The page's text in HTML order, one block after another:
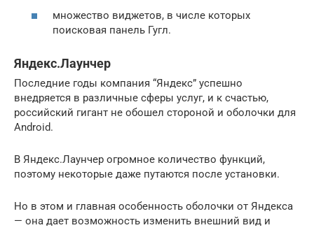
множество виджетов, в числе которых
поисковая панель Гугл.
Яндекс.Лаунчер
Последние годы компания “Яндекс” успешно
внедряется в различные сферы услуг, и к счастью,
российский гигант не обошел стороной и оболочки для
Android.
В Яндекс.Лаунчер огромное количество функций,
поэтому некоторые даже путаются после установки.
Но в этом и главная особенность оболочки от Яндекса
— она дает возможность изменить внешний вид и